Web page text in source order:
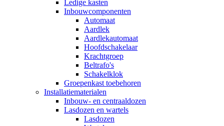
Ledige kasten
Inbouwcomponenten
Automaat
Aardlek
Aardlekautomaat
Hoofdschakelaar
Krachtgroep
Beltrafo's
Schakelklok
Groepenkast toebehoren
Installatiematerialen
Inbouw- en centraaldozen
Lasdozen en wartels
Lasdozen